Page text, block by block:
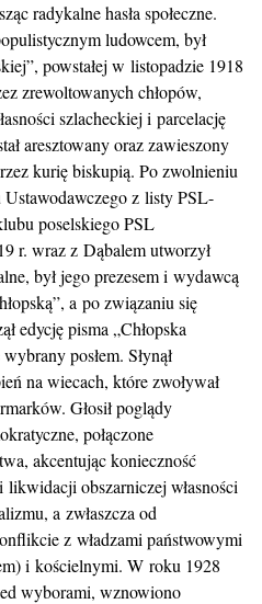
radykalne hasła społeczne.
ludowcem, był
powstałej w listopadzie 1918
zrewoltowanych chłopów,
szlacheckiej i parcelację
aresztowany oraz zawieszony
kurię biskupią. Po zwolnieniu
Ustawodawczego z listy PSL-
poselskiego PSL
r. wraz z Dąbalem utworzył
był jego prezesem i wydawcą
a po związaniu się
edycję pisma „Chłopska
posłem. Słynął
na wiecach, które zwoływał
Głosił poglądy
połączone
akcentując konieczność
obszarniczej własności
a zwłaszcza od
z władzami państwowymi
i kościelnymi. W roku 1928
wyborami, wznowiono